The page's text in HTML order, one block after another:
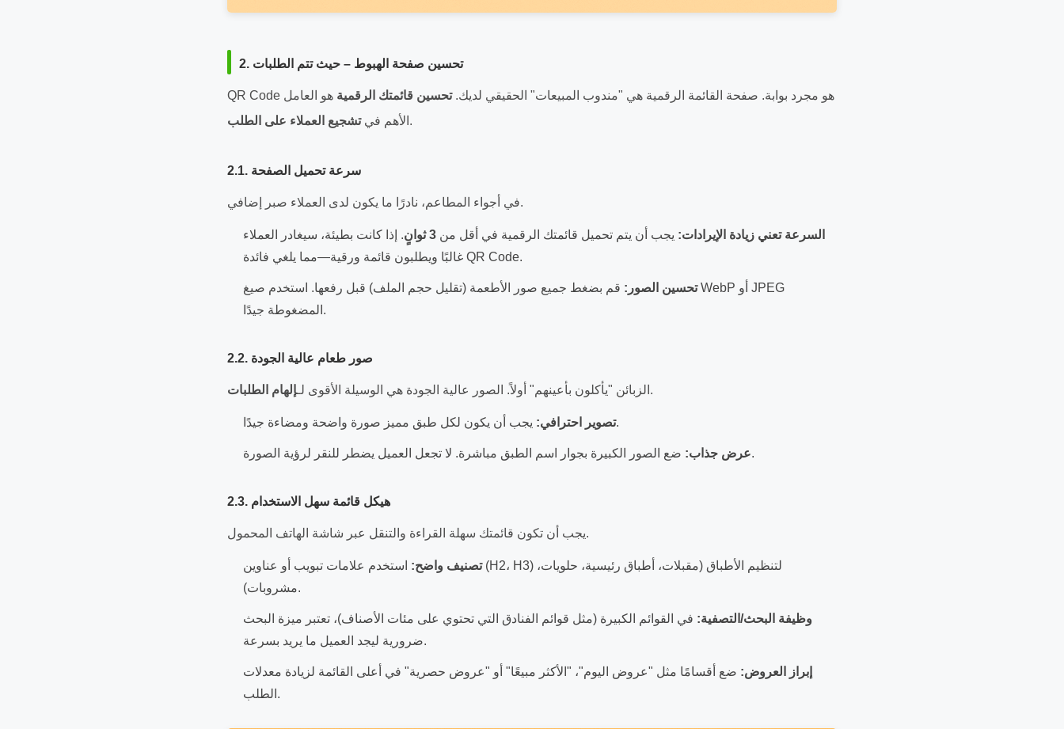
2. تحسين صفحة الهبوط – حيث تتم الطلبات
QR Code هو مجرد بوابة. صفحة القائمة الرقمية هي "مندوب المبيعات" الحقيقي لديك.تحسين قائمتك الرقمية هو العامل
الأهم فيتشجيع العملاء على الطلب .
2.1. سرعة تحميل الصفحة
في أجواء المطاعم، نادرًا ما يكون لدى العملاء صبر إضافي.
السرعة تعني زيادة الإيرادات: يجب أن يتم تحميل قائمتك الرقمية في أقل من 3 ثوانٍ
. إذا كانت بطيئة، سيغادر العملاء
غالبًا ويطلبون قائمة ورقية—مما يلغي فائدة QR Code.
تحسين الصور: قم بضغط جميع صور الأطعمة (تقليل حجم الملف) قبل رفعها. استخدم صيغ WebP أو JPEG
المضغوطة جيدًا.
2.2. صور طعام عالية الجودة
الزبائن "يأكلون بأعينهم" أولاً. الصور عالية الجودة هي الوسيلة الأقوى لـإلهام الطلبات .
تصوير احترافي:يجب أن يكون لكل طبق مميز صورة واضحة ومضاءة جيدًا.
عرض جذاب:ضع الصور الكبيرة بجوار اسم الطبق مباشرة. لا تجعل العميل يضطر للنقر لرؤية الصورة.
2.3. هيكل قائمة سهل الاستخدام
يجب أن تكون قائمتك سهلة القراءة والتنقل عبر شاشة الهاتف المحمول.
تصنيف واضح: استخدم علامات تبويب أو عناوين (H2، H3) لتنظيم الأطباق (مقبلات، أطباق رئيسية، حلويات،
مشروبات).
وظيفة البحث/التصفية: في القوائم الكبيرة (مثل قوائم الفنادق التي تحتوي على مئات الأصناف)، تعتبر ميزة البحث
ضرورية ليجد العميل ما يريد بسرعة.
إبراز العروض: ضع أقسامًا مثل "عروض اليوم"، "الأكثر مبيعًا" أو "عروض حصرية" في أعلى القائمة لزيادة معدلات
الطلب.